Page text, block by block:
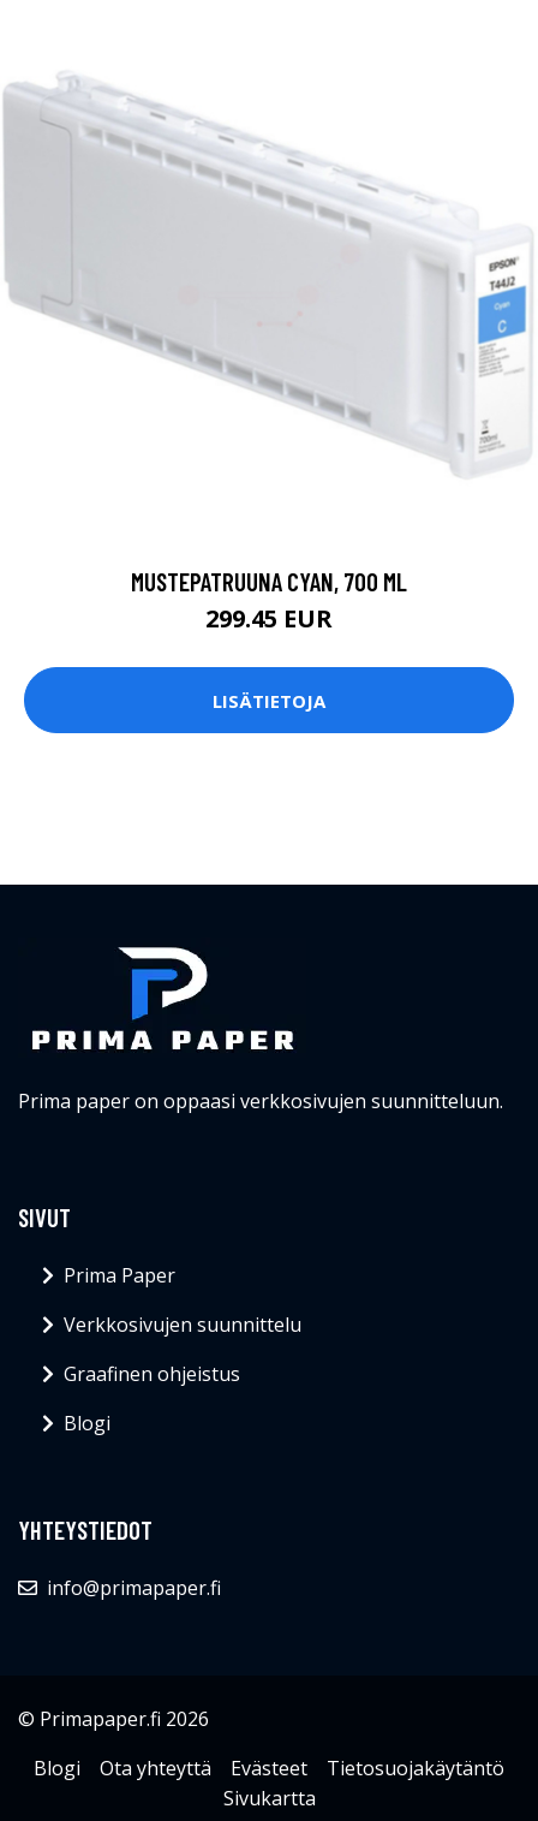
MUSTEPATRUUNA CYAN, 700 ML
299.45 EUR
LISÄTIETOJA
Prima paper on oppaasi verkkosivujen suunnitteluun.
SIVUT
Prima Paper
Verkkosivujen suunnittelu
Graafinen ohjeistus
Blogi
YHTEYSTIEDOT
info@primapaper.fi
© Primapaper.fi 2026
Blogi
Ota yhteyttä Evästeet
Tietosuojakäytäntö
Sivukartta